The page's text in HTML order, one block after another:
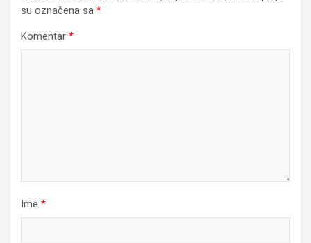
su označena sa *
Komentar *
Ime *